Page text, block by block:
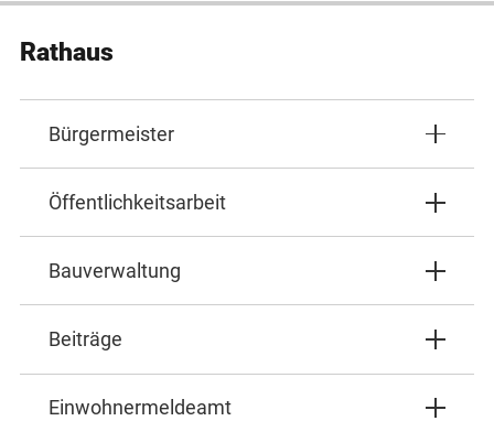
Rathaus
Bürgermeister
Öffentlichkeitsarbeit
Bauverwaltung
Beiträge
Einwohnermeldeamt